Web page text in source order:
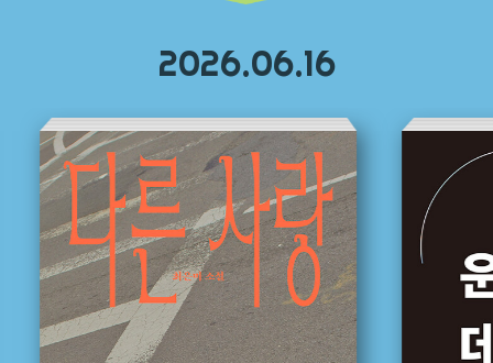
2026.06.16